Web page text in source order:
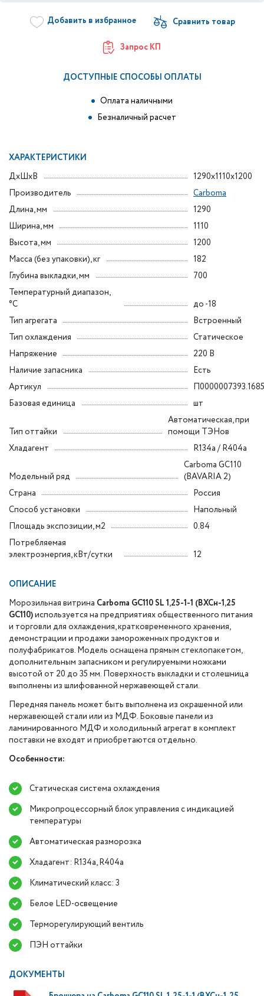
Добавить в избранное
Запрос КП
ДОСТУПНЫЕ СПОСОБЫ ОПЛАТЫ
Оплата наличными
Безналичный расчет
ХАРАКТЕРИСТИКИ
ДxШxВ
1290x1110x1200
Производитель
Carboma
Длина, мм
1290
Ширина, мм
1110
Высота, мм
1200
Масса (без упаковки), кг
182
Глубина выкладки, мм
700
Температурный диапазон,
°C
до -18
Тип агрегата
Встроенный
Тип охлаждения
Статическое
Напряжение
220 В
Наличие запасника
Есть
Артикул
П0000007393.1685
Базовая единица
шт
Тип оттайки
Автоматическая, при
помощи ТЭНов
Хладагент
R134a / R404a
Модельный ряд
Carboma GC110
(BAVARIA 2)
Страна
Россия
Способ установки
Напольный
Площадь экспозиции, м2
0.84
Потребляемая
электроэнергия, кВт/сутки
12
ОПИСАНИЕ
Морозильная витрина Carboma GC110 SL 1,25-1-1 (ВХСн-1,25
GC110)используется на предприятиях общественного питания
и торговли для охлаждения, кратковременного хранения,
демонстрации и продажи замороженных продуктов и
полуфабрикатов. Модель оснащена прямым стеклопакетом,
дополнительным запасником и регулируемыми ножками
высотой от 20 до 35 мм. Поверхность выкладки и столешница
выполнены из шлифованной нержавеющей стали.
Передняя панель может быть выполнена из окрашенной или
нержавеющей стали или из МДФ. Боковые панели из
ламинированного МДФ и холодильный агрегат в комплект
поставки не входят и приобретаются отдельно.
Особенности:
Статическая система охлаждения
Микропроцессорный блок управления с индикацией
температуры
Автоматическая разморозка
Хладагент: R134a, R404a
Климатический класс: 3
Белое LED-освещение
Терморегулирующий вентиль
ПЭН оттайки
ДОКУМЕНТЫ